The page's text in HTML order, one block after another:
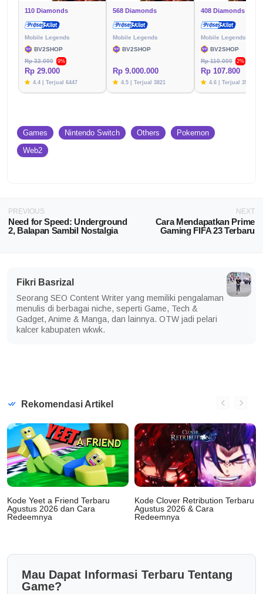
110 Diamonds
Mobile Legends
BV2SHOP
Rp 32.000
9%
Rp 29.000
4.4 | Terjual 6447
568 Diamonds
Mobile Legends
BV2SHOP
Rp 9.000.000
4.5 | Terjual 3821
408 Diamonds
Mobile Legends
BV2SHOP
Rp 110.000
2%
Rp 107.800
4.6 | Terjual 3576
Games Nintendo Switch Others
Pokemon
Web2
PREVIOUS
Need for Speed: Underground
2, Balapan Sambil Nostalgia
NEXT
Cara Mendapatkan Prime
Gaming FIFA 23 Terbaru
Fikri Basrizal
Seorang SEO Content Writer yang memiliki pengalaman
menulis di berbagai niche, seperti Game, Tech &
Gadget, Anime & Manga, dan lainnya. OTW jadi pelari
kalcer kabupaten wkwk.
Rekomendasi Artikel
Kode Yeet a Friend Terbaru
Agustus 2026 dan Cara
Redeemnya
Kode Clover Retribution Terbaru
Agustus 2026 & Cara
Redeemnya
Mau Dapat Informasi Terbaru Tentang
Game?